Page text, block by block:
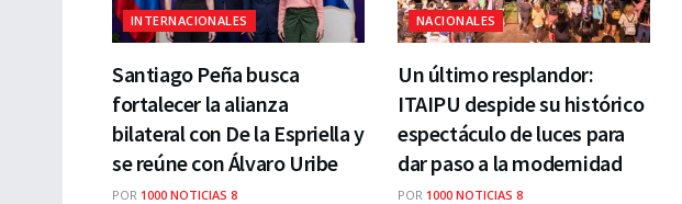
INTERNACIONALES
Santiago Peña busca
fortalecer la alianza
bilateral con De la Espriella y
se reúne con Álvaro Uribe
POR 1000 NOTICIAS 8
NACIONALES
Un último resplandor:
ITAIPU despide su histórico
espectáculo de luces para
dar paso a la modernidad
POR 1000 NOTICIAS 8